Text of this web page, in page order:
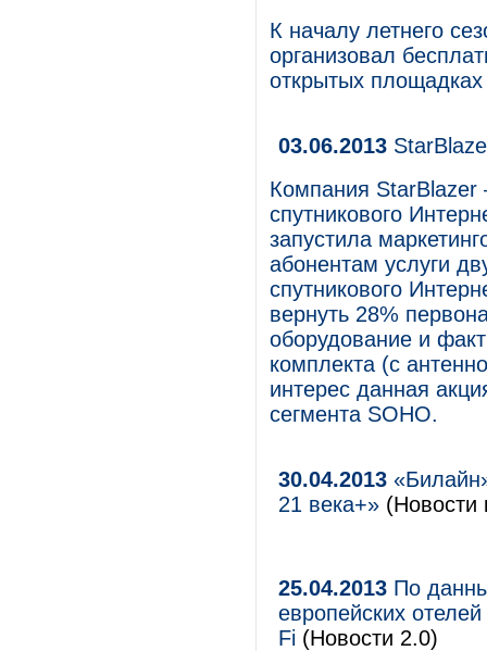
К началу летнего
организовал
открытых площадках
03.06.2013
Компания StarBlazer
спутникового
запустила
абонентам услуги
спутникового
вернуть 28%
оборудование и
комплекта (с
интерес данная
сегмента SOHO.
30.04.2013
21 века+» (Новости
25.04.2013 По
европейских
Fi (Новости 2.0)